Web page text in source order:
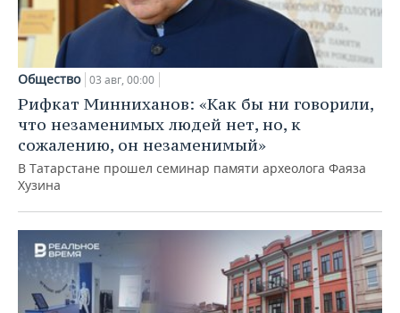
Общество 03 авг, 00:00
Рифкат Минниханов: «Как бы ни говорили,
что незаменимых людей нет, но, к
сожалению, он незаменимый»
В Татарстане прошел семинар памяти археолога Фаяза
Хузина